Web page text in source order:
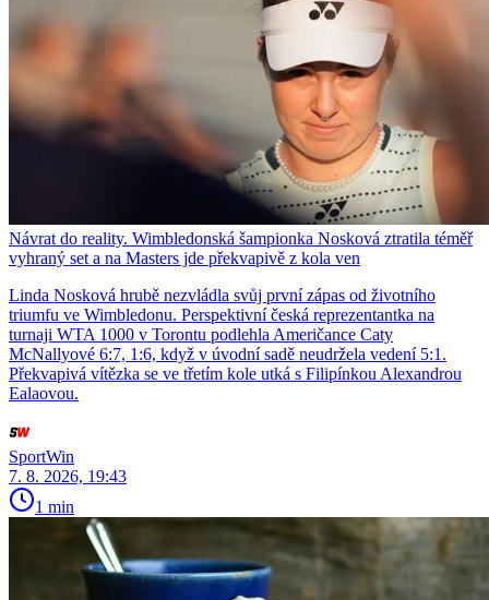
Návrat do reality. Wimbledonská šampionka Nosková ztratila téměř
vyhraný set a na Masters jde překvapivě z kola ven
Linda Nosková hrubě nezvládla svůj první zápas od životního
triumfu ve Wimbledonu. Perspektivní česká reprezentantka na
turnaji WTA 1000 v Torontu podlehla Američance Caty
McNallyové 6:7, 1:6, když v úvodní sadě neudržela vedení 5:1.
Překvapivá vítězka se ve třetím kole utká s Filipínkou Alexandrou
Ealaovou.
SportWin
7. 8. 2026, 19:43
1 min